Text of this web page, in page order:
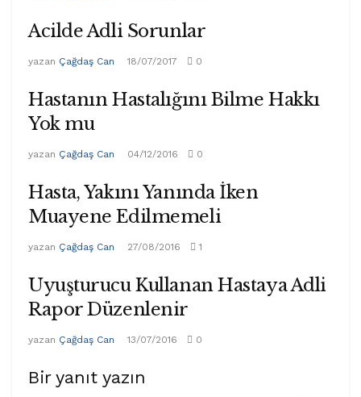
Acilde Adli Sorunlar
yazan Çağdaş Can 18/07/2017 0
Hastanın Hastalığını Bilme Hakkı
Yok mu
yazan Çağdaş Can 04/12/2016 0
Hasta, Yakını Yanında İken
Muayene Edilmemeli
yazan Çağdaş Can 27/08/2016 1
Uyuşturucu Kullanan Hastaya Adli
Rapor Düzenlenir
yazan Çağdaş Can 13/07/2016 0
Bir yanıt yazın